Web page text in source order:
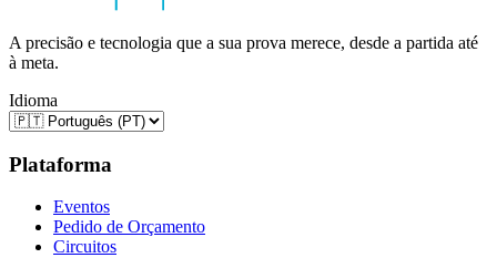
A precisão e tecnologia que a sua prova merece, desde a partida até
à meta.
Idioma
Plataforma
Eventos
Pedido de Orçamento
Circuitos